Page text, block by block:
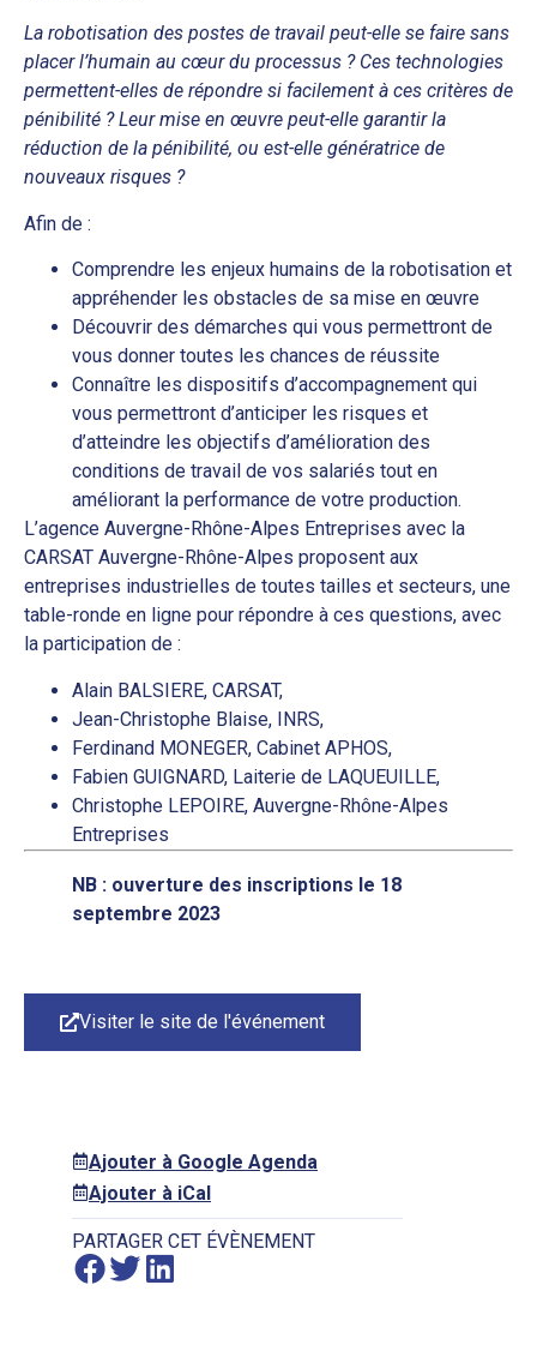
La robotisation des postes de travail peut-elle se faire sans
placer l’humain au cœur du processus ? Ces technologies
permettent-elles de répondre si facilement à ces critères de
pénibilité ? Leur mise en œuvre peut-elle garantir la
réduction de la pénibilité, ou est-elle génératrice de
nouveaux risques ?
Afin de :
Comprendre les enjeux humains de la robotisation et
appréhender les obstacles de sa mise en œuvre
Découvrir des démarches qui vous permettront de
vous donner toutes les chances de réussite
Connaître les dispositifs d’accompagnement qui
vous permettront d’anticiper les risques et
d’atteindre les objectifs d’amélioration des
conditions de travail de vos salariés tout en
améliorant la performance de votre production.
L’agence Auvergne-Rhône-Alpes Entreprises avec la
CARSAT Auvergne-Rhône-Alpes proposent aux
entreprises industrielles de toutes tailles et secteurs, une
table-ronde en ligne pour répondre à ces questions, avec
la participation de :
Alain BALSIERE, CARSAT,
Jean-Christophe Blaise, INRS,
Ferdinand MONEGER, Cabinet APHOS,
Fabien GUIGNARD, Laiterie de LAQUEUILLE,
Christophe LEPOIRE, Auvergne-Rhône-Alpes
Entreprises
NB : ouverture des inscriptions le 18
septembre 2023
Visiter le site de l'événement
Ajouter à Google Agenda
Ajouter à iCal
PARTAGER CET ÉVÈNEMENT